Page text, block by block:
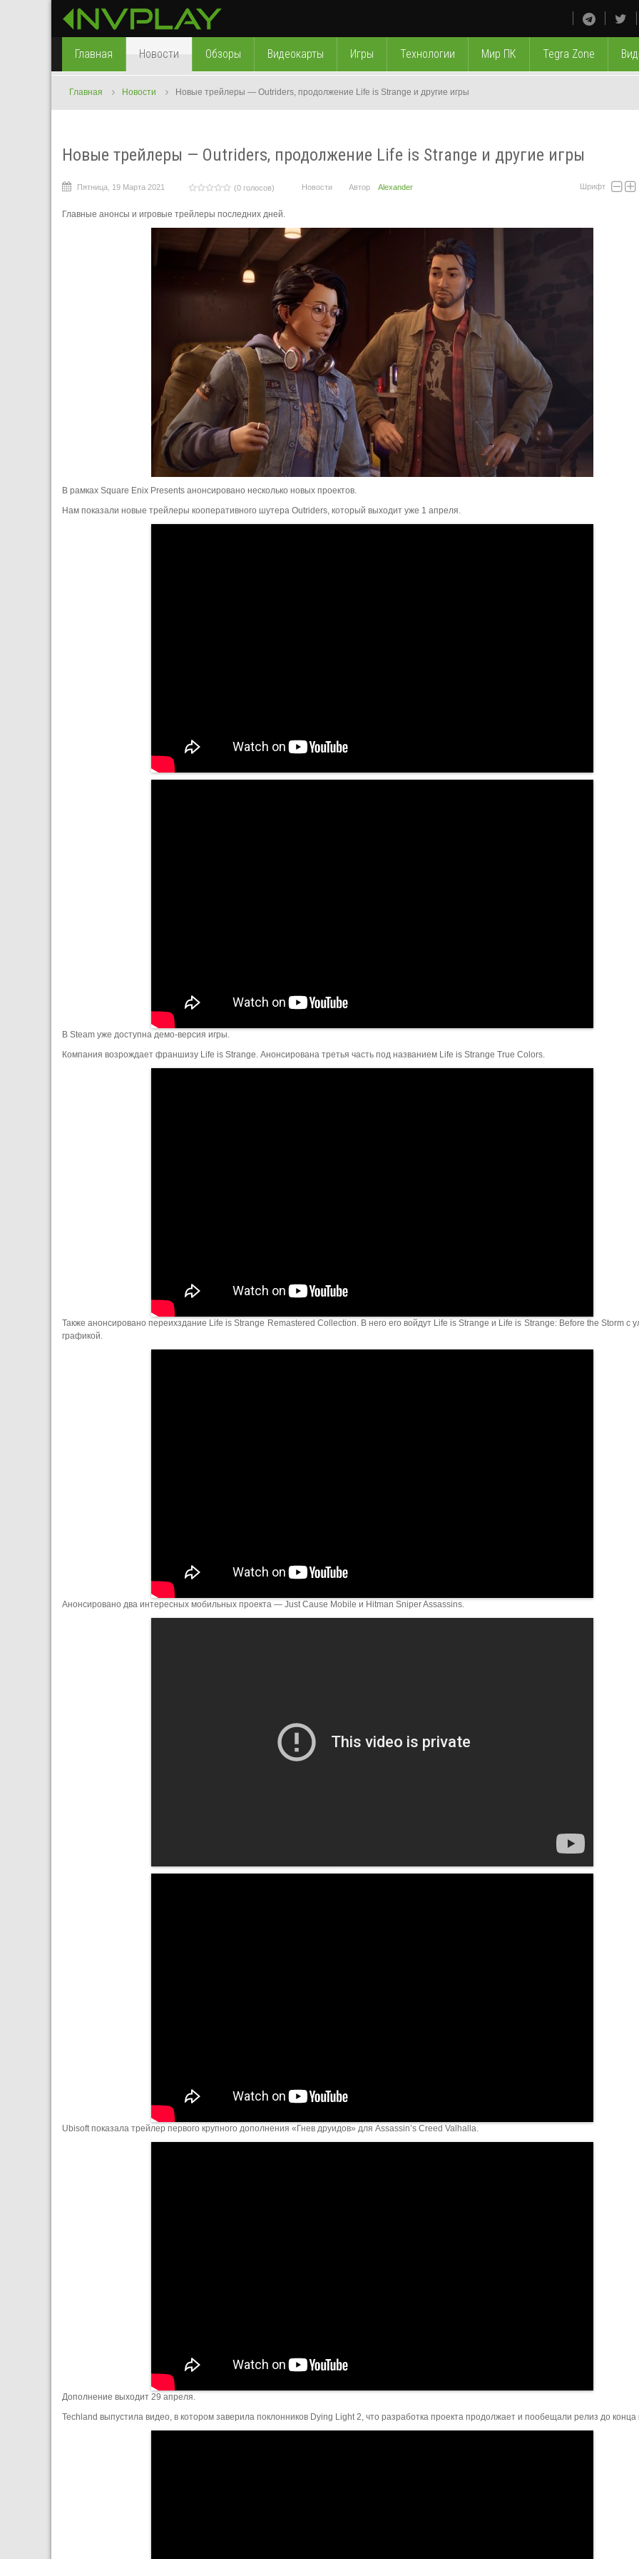
Главная Новости Обзоры Видеокарты Игры Технологии Мир ПК Tegra Zone
Главная Новости Новые трейлеры — Outriders, продолжение Life is Strange и другие игры
Новые трейлеры — Outriders, продолжение Life is Strange и другие игры
Пятница, 19 Марта 2021 (0 голосов) Новости Автор Alexander Шрифт
Главные анонсы и игровые трейлеры последних дней.
В рамках Square Enix Presents анонсировано несколько новых проектов.
Нам показали новые трейлеры кооперативного шутера Outriders, который выходит уже 1 апреля.
В Steam уже доступна демо-версия игры.
Компания возрождает франшизу Life is Strange. Анонсирована третья часть под названием Life is Strange True Colors.
Также анонсировано переихздание Life is Strange Remastered Collection. В него его войдут Life is Strange и Life is Strange: Before the Storm с
графикой.
Анонсировано два интересных мобильных проекта — Just Cause Mobile и Hitman Sniper Assassins.
Ubisoft показала трейлер первого крупного дополнения «Гнев друидов» для Assassin’s Creed Valhalla.
Дополнение выходит 29 апреля.
Techland выпустила видео, в котором заверила поклонников Dying Light 2, что разработка проекта продолжает и пообещали релиз до конца